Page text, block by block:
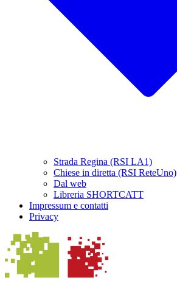
Strada Regina (RSI LA1)
Chiese in diretta (RSI ReteUno)
Dal web
Libreria SHORTCATT
Impressum e contatti
Privacy